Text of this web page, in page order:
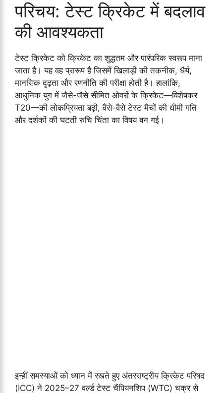
परिचय: टेस्ट क्रिकेट में बदलाव
की आवश्यकता
टेस्ट क्रिकेट को क्रिकेट का शुद्धतम और पारंपरिक स्वरूप माना
जाता है। यह वह प्रारूप है जिसमें खिलाड़ी की तकनीक, धैर्य,
मानसिक दृढ़ता और रणनीति की परीक्षा होती है। हालांकि,
आधुनिक युग में जैसे-जैसे सीमित ओवरों के क्रिकेट—विशेषकर
T20—की लोकप्रियता बढ़ी, वैसे-वैसे टेस्ट मैचों की धीमी गति
और दर्शकों की घटती रुचि चिंता का विषय बन गई।
इन्हीं समस्याओं को ध्यान में रखते हुए अंतरराष्ट्रीय क्रिकेट परिषद
(ICC) ने 2025–27 वर्ल्ड टेस्ट चैंपियनशिप (WTC) चक्र से